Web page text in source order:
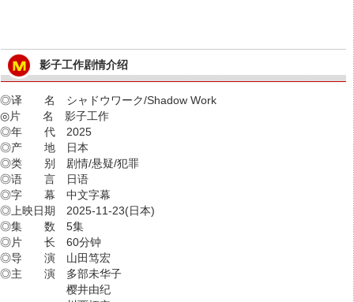
影子工作剧情介绍
◎译 名 シャドウワーク/Shadow Work
◎片 名 影子工作
◎年 代 2025
◎产 地 日本
◎类 别 剧情/悬疑/犯罪
◎语 言 日语
◎字 幕 中文字幕
◎上映日期 2025-11-23(日本)
◎集 数 5集
◎片 长 60分钟
◎导 演 山田笃宏
◎主 演 多部未华子
樱井由纪